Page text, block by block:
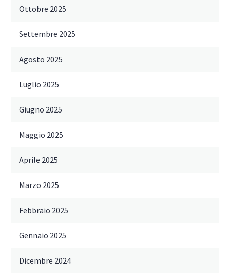
Ottobre 2025
Settembre 2025
Agosto 2025
Luglio 2025
Giugno 2025
Maggio 2025
Aprile 2025
Marzo 2025
Febbraio 2025
Gennaio 2025
Dicembre 2024